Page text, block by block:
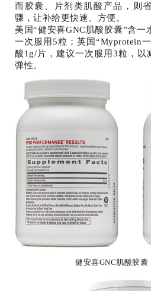
而胶囊、片剂类肌酸产品，则
骤，让补给更快速、方便。
美国“健安喜GNC肌酸胶囊”含一
一次服用5粒；英国“Myprotein
酸1g/片，建议一次服用3粒，以
弹性。
健安喜GNC肌酸胶囊